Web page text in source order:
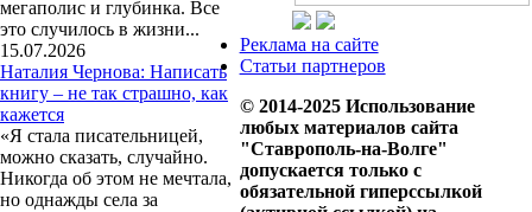
мегаполис и глубинка. Все
это случилось в жизни...
15.07.2026
Наталия Чернова: Написать
книгу – не так страшно, как
кажется
«Я стала писательницей,
можно сказать, случайно.
Никогда об этом не мечтала,
но однажды села за
Реклама на сайте
Статьи партнеров
© 2014-2025 Использование
любых материалов сайта
"Ставрополь-на-Волге"
допускается только с
обязательной гиперссылкой